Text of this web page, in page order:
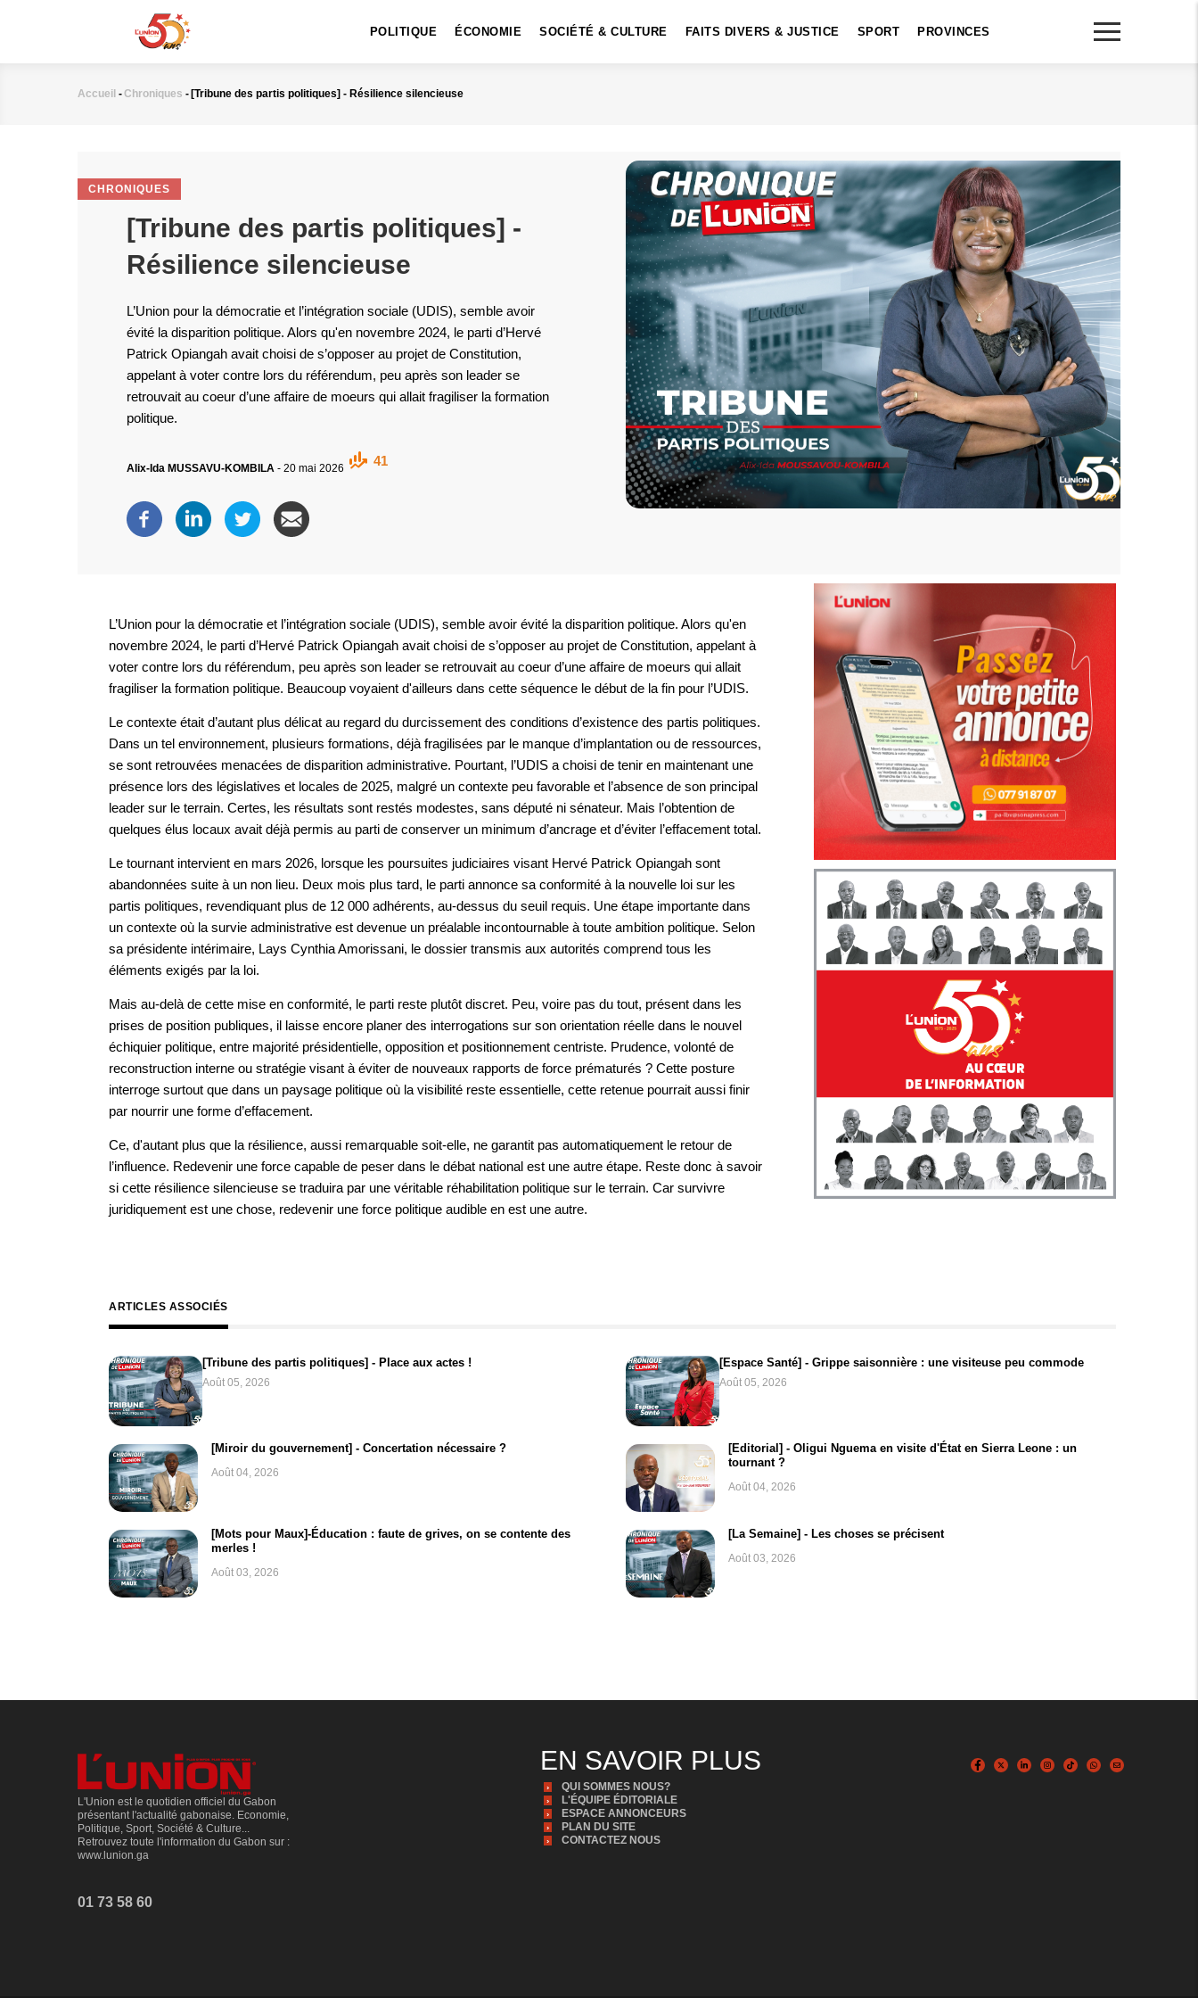
POLITIQUE ÉCONOMIE SOCIÉTÉ & CULTURE FAITS DIVERS & JUSTICE SPORT PROVINCES
Fil
Accueil -Chroniques - [Tribune des partis politiques] - Résilience silencieuse
CHRONIQUES
[Tribune des partis politiques] -
Résilience silencieuse
L’Union pour la démocratie et l’intégration sociale (UDIS), semble avoir
évité la disparition politique. Alors qu'en novembre 2024, le parti d’Hervé
Patrick Opiangah avait choisi de s’opposer au projet de Constitution,
appelant à voter contre lors du référendum, peu après son leader se
retrouvait au coeur d’une affaire de moeurs qui allait fragiliser la formation
politique.
Alix-Ida MUSSAVU-KOMBILA - 20 mai 2026
41
L’Union pour la démocratie et l’intégration sociale (UDIS), semble avoir évité la disparition politique. Alors qu'en
novembre 2024, le parti d’Hervé Patrick Opiangah avait choisi de s’opposer au projet de Constitution, appelant à
voter contre lors du référendum, peu après son leader se retrouvait au coeur d’une affaire de moeurs qui allait
fragiliser la formation politique. Beaucoup voyaient d'ailleurs dans cette séquence le début de la fin pour l’UDIS.
Le contexte était d’autant plus délicat au regard du durcissement des conditions d’existence des partis politiques.
Dans un tel environnement, plusieurs formations, déjà fragilisées par le manque d’implantation ou de ressources,
se sont retrouvées menacées de disparition administrative. Pourtant, l’UDIS a choisi de tenir en maintenant une
présence lors des législatives et locales de 2025, malgré un contexte peu favorable et l’absence de son principal
leader sur le terrain. Certes, les résultats sont restés modestes, sans député ni sénateur. Mais l’obtention de
quelques élus locaux avait déjà permis au parti de conserver un minimum d’ancrage et d’éviter l’effacement total.
Le tournant intervient en mars 2026, lorsque les poursuites judiciaires visant Hervé Patrick Opiangah sont
abandonnées suite à un non lieu. Deux mois plus tard, le parti annonce sa conformité à la nouvelle loi sur les
partis politiques, revendiquant plus de 12 000 adhérents, au-dessus du seuil requis. Une étape importante dans
un contexte où la survie administrative est devenue un préalable incontournable à toute ambition politique. Selon
sa présidente intérimaire, Lays Cynthia Amorissani, le dossier transmis aux autorités comprend tous les
éléments exigés par la loi.
Mais au-delà de cette mise en conformité, le parti reste plutôt discret. Peu, voire pas du tout, présent dans les
prises de position publiques, il laisse encore planer des interrogations sur son orientation réelle dans le nouvel
échiquier politique, entre majorité présidentielle, opposition et positionnement centriste. Prudence, volonté de
reconstruction interne ou stratégie visant à éviter de nouveaux rapports de force prématurés ? Cette posture
interroge surtout que dans un paysage politique où la visibilité reste essentielle, cette retenue pourrait aussi finir
par nourrir une forme d’effacement.
Ce, d'autant plus que la résilience, aussi remarquable soit-elle, ne garantit pas automatiquement le retour de
l’influence. Redevenir une force capable de peser dans le débat national est une autre étape. Reste donc à savoir
si cette résilience silencieuse se traduira par une véritable réhabilitation politique sur le terrain. Car survivre
juridiquement est une chose, redevenir une force politique audible en est une autre.
ARTICLES ASSOCIÉS
[Tribune des partis politiques] - Place aux actes !
Août 05, 2026
[Espace Santé] - Grippe saisonnière : une visiteuse peu commode
Août 05, 2026
[Miroir du gouvernement] - Concertation nécessaire ?
Août 04, 2026
[Editorial] - Oligui Nguema en visite d'État en Sierra Leone : un
tournant ?
Août 04, 2026
[Mots pour Maux]-Éducation : faute de grives, on se contente des
merles !
Août 03, 2026
[La Semaine] - Les choses se précisent
Août 03, 2026
L'Union est le quotidien officiel du Gabon
présentant l'actualité gabonaise. Economie,
Politique, Sport, Société & Culture...
Retrouvez toute l'information du Gabon sur :
www.lunion.ga
01 73 58 60
EN SAVOIR PLUS
QUI SOMMES NOUS?
L'ÉQUIPE ÉDITORIALE
ESPACE ANNONCEURS
PLAN DU SITE
CONTACTEZ NOUS